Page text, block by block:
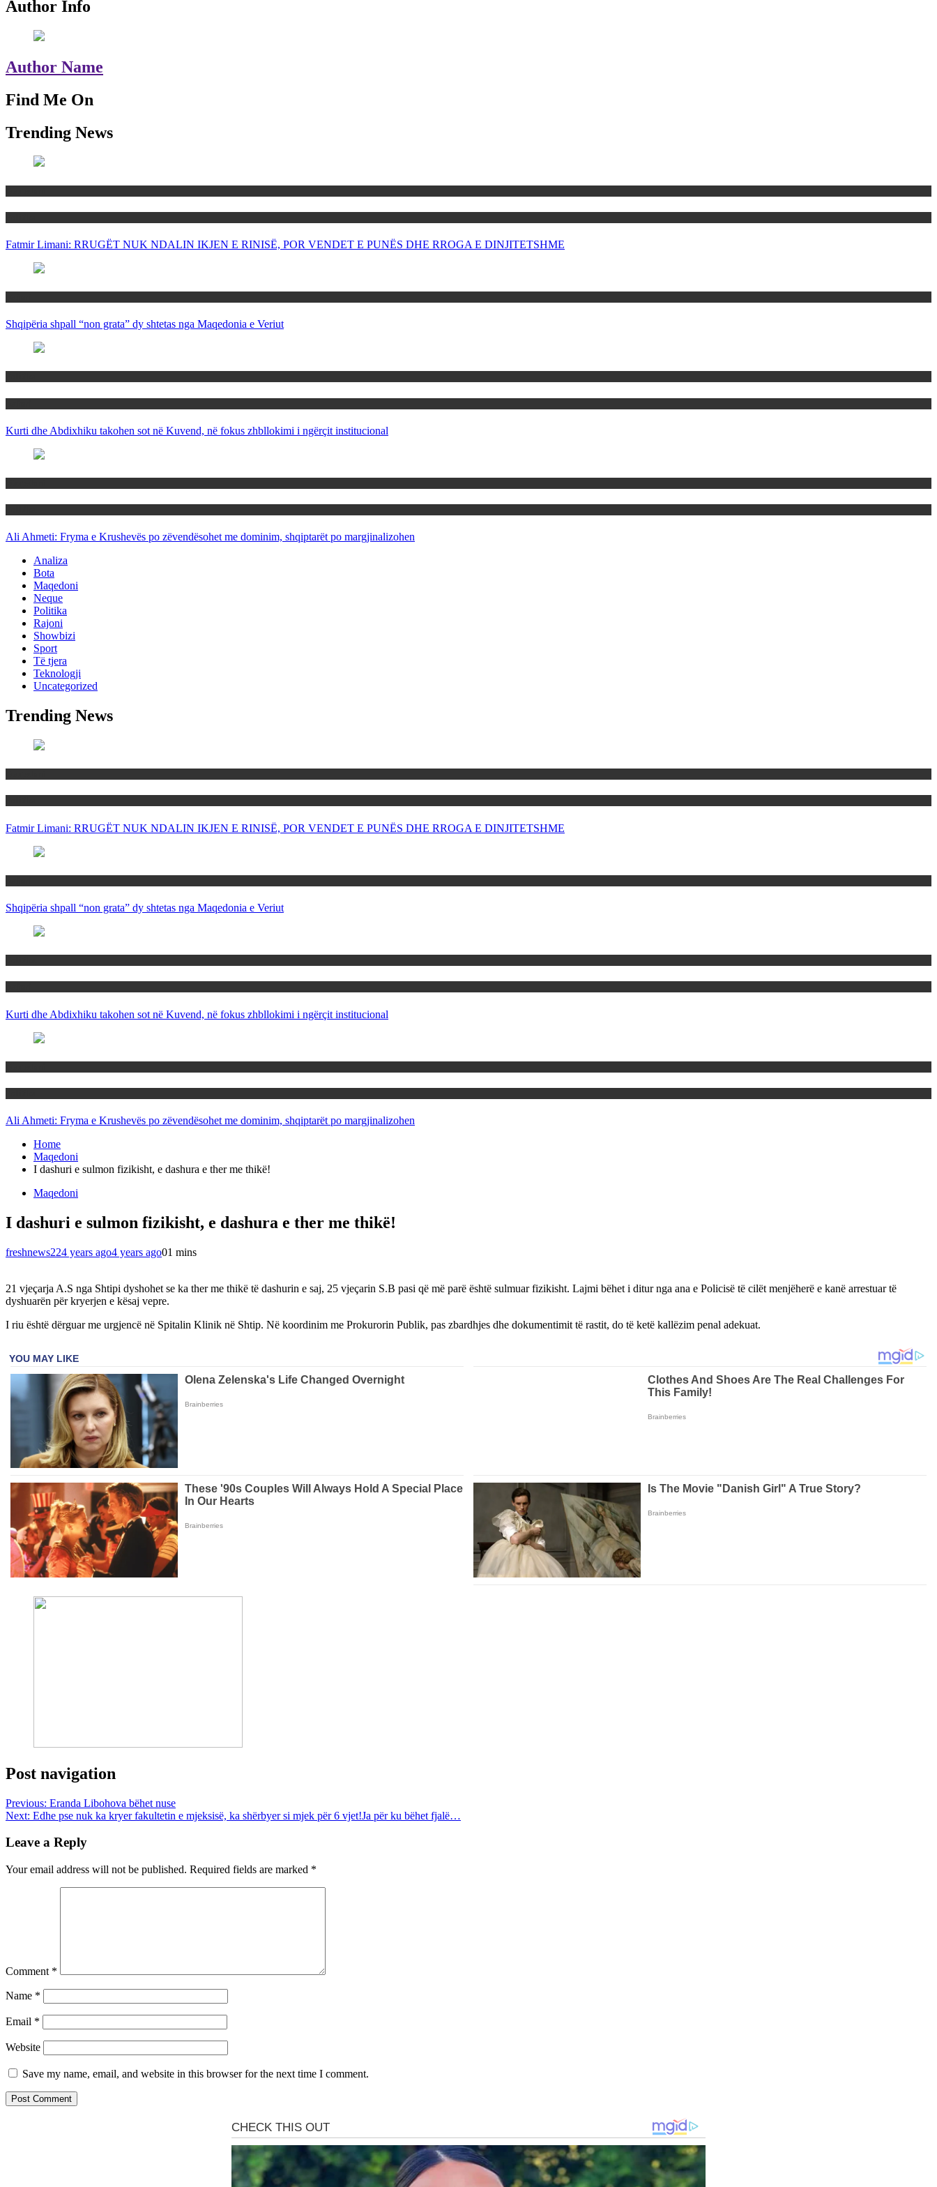
Author Info
Author Name
Find Me On
Trending News
Fatmir Limani: RRUGËT NUK NDALIN IKJEN E RINISË, POR VENDET E PUNËS DHE RROGA E DINJITETSHME
Shqipëria shpall “non grata” dy shtetas nga Maqedonia e Veriut
Kurti dhe Abdixhiku takohen sot në Kuvend, në fokus zhbllokimi i ngërçit institucional
Ali Ahmeti: Fryma e Krushevës po zëvendësohet me dominim, shqiptarët po margjinalizohen
Analiza
Bota
Maqedoni
Neque
Politika
Rajoni
Showbizi
Sport
Të tjera
Teknologji
Uncategorized
Trending News
Fatmir Limani: RRUGËT NUK NDALIN IKJEN E RINISË, POR VENDET E PUNËS DHE RROGA E DINJITETSHME
Shqipëria shpall “non grata” dy shtetas nga Maqedonia e Veriut
Kurti dhe Abdixhiku takohen sot në Kuvend, në fokus zhbllokimi i ngërçit institucional
Ali Ahmeti: Fryma e Krushevës po zëvendësohet me dominim, shqiptarët po margjinalizohen
Home
Maqedoni
I dashuri e sulmon fizikisht, e dashura e ther me thikë!
Maqedoni
I dashuri e sulmon fizikisht, e dashura e ther me thikë!
freshnews224 years ago4 years ago01 mins
21 vjeçarja A.S nga Shtipi dyshohet se ka ther me thikë të dashurin e saj, 25 vjeçarin S.B pasi që më parë është sulmuar fizikisht. Lajmi bëhet i ditur nga ana e Policisë të cilët menjëherë e kanë arrestuar të
dyshuarën për kryerjen e kësaj vepre.
I riu është dërguar me urgjencë në Spitalin Klinik në Shtip. Në koordinim me Prokurorin Publik, pas zbardhjes dhe dokumentimit të rastit, do të ketë kallëzim penal adekuat.
Post navigation
Previous: Eranda Libohova bëhet nuse
Next: Edhe pse nuk ka kryer fakultetin e mjeksisë, ka shërbyer si mjek për 6 vjet!Ja për ku bëhet fjalë…
Leave a Reply
Your email address will not be published. Required fields are marked *
Comment *
Name *
Email *
Website
Save my name, email, and website in this browser for the next time I comment.